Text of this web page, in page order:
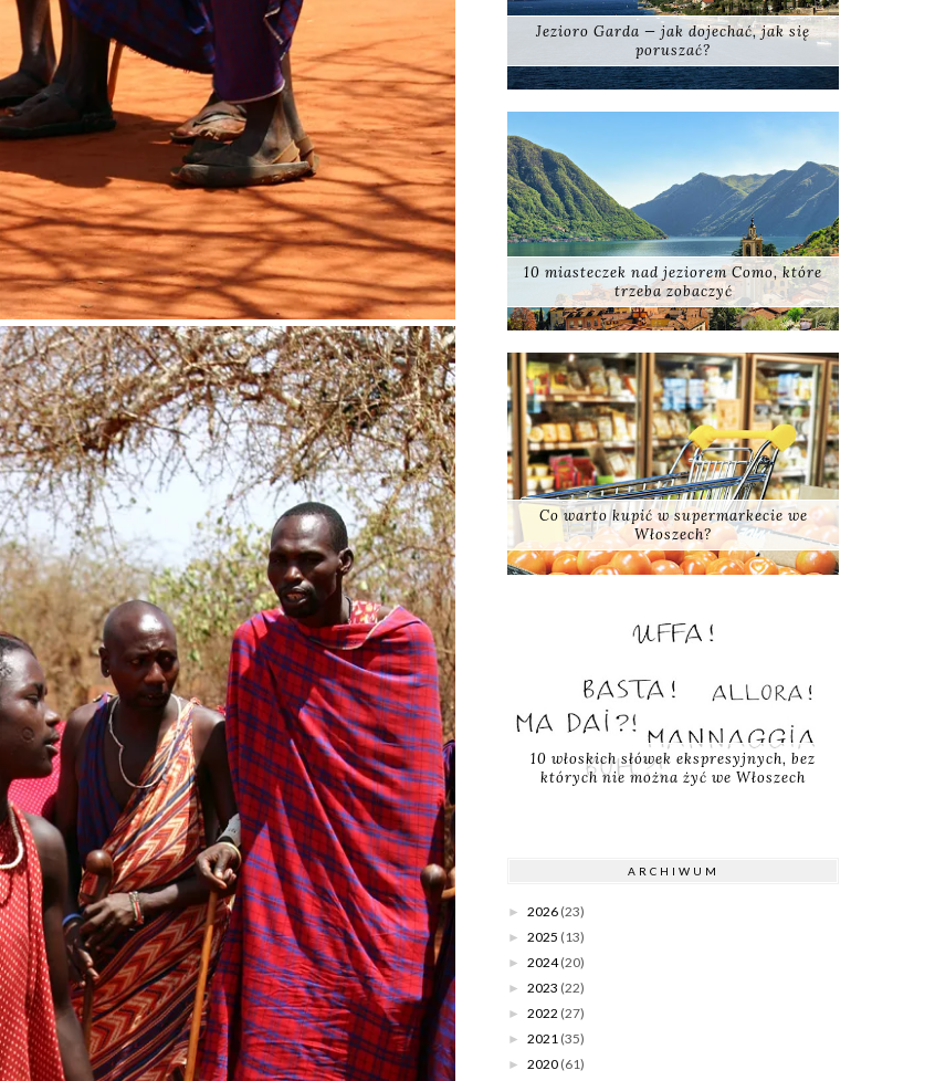
Jezioro Garda — jak dojechać, jak się
poruszać?
10 miasteczek nad jeziorem Como, które
trzeba zobaczyć
Co warto kupić w supermarkecie we
Włoszech?
10 włoskich słówek ekspresyjnych, bez
których nie można żyć we Włoszech
ARCHIWUM
► 2026 (23)
► 2025 (13)
► 2024 (20)
► 2023 (22)
► 2022 (27)
► 2021 (35)
► 2020 (61)